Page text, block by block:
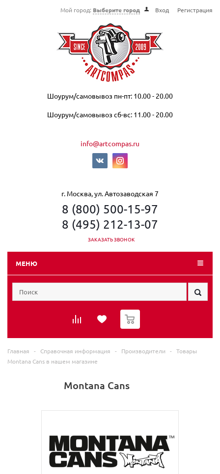
Мой город: Выберите город Вход Регистрация
Шоурум/самовывоз пн-пт: 10.00 - 20.00
Шоурум/самовывоз сб-вс: 11.00 - 20.00
info@artcompas.ru
г. Москва, ул. Автозаводская 7
8 (800) 500-15-97
8 (495) 212-13-07
ЗАКАЗАТЬ ЗВОНОК
МЕНЮ
0
Главная - Справочная информация - Производители -
Товары
Montana Cans в нашем магазине
Montana Cans